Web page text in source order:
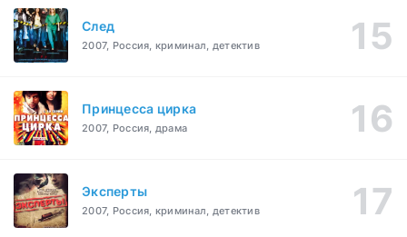
След
2007, Россия, криминал, детектив
Принцесса цирка
2007, Россия, драма
Эксперты
2007, Россия, криминал, детектив